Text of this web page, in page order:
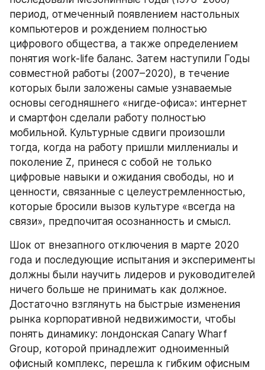
период, отмеченный появлением настольных
компьютеров и рождением полностью
цифрового общества, а также определением
понятия work-life баланс. Затем наступили Годы
совместной работы (2007–2020), в течение
которых были заложены самые узнаваемые
основы сегодняшнего «нигде-офиса»: интернет
и смартфон сделали работу полностью
мобильной. Культурные сдвиги произошли
тогда, когда на работу пришли миллениалы и
поколение Z, принеся с собой не только
цифровые навыки и ожидания свободы, но и
ценности, связанные с целеустремленностью,
которые бросили вызов культуре «всегда на
связи», предпочитая осознанность и смысл.
Шок от внезапного отключения в марте 2020
года и последующие испытания и эксперименты
должны были научить лидеров и руководителей
ничего больше не принимать как должное.
Достаточно взглянуть на быстрые изменения
рынка корпоративной недвижимости, чтобы
понять динамику: лондонская Canary Wharf
Group, которой принадлежит одноименный
офисный комплекс, перешла к гибким офисным